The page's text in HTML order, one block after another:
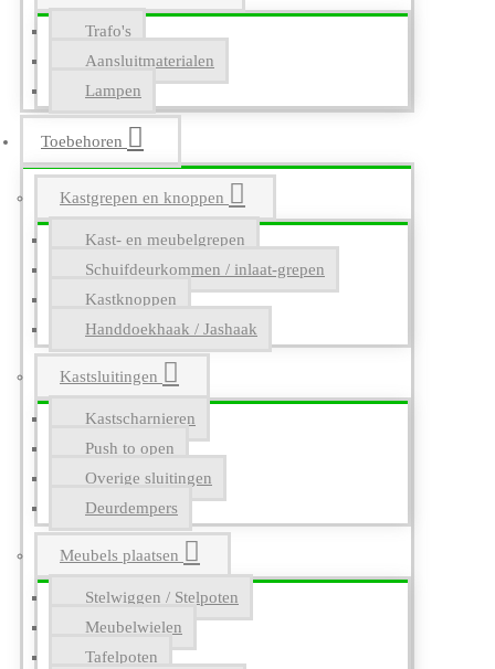
Trafo's
Aansluitmaterialen
Lampen
Toebehoren
Kastgrepen en knoppen
Kast- en meubelgrepen
Schuifdeurkommen / inlaat-grepen
Kastknoppen
Handdoekhaak / Jashaak
Kastsluitingen
Kastscharnieren
Push to open
Overige sluitingen
Deurdempers
Meubels plaatsen
Stelwiggen / Stelpoten
Meubelwielen
Tafelpoten